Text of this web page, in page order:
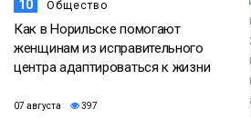
10 Общество
Как в Норильске помогают
женщинам из исправительного
центра адаптироваться к жизни
07 августа 397